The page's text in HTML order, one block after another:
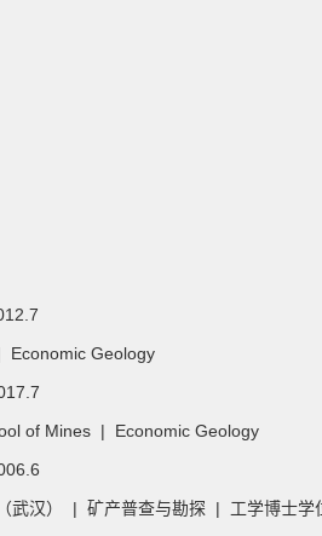
Geology
of Mines | Economic Geology
武汉） | 矿产普查与勘探 | 工学博士